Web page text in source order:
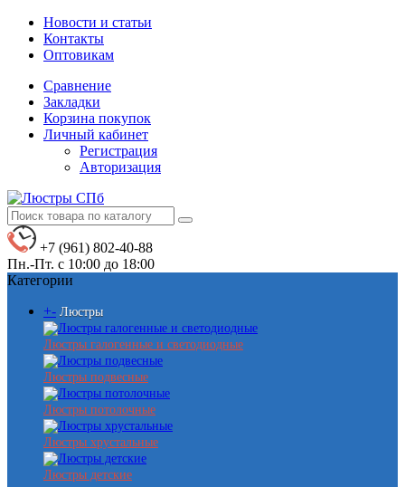
Новости и статьи
Контакты
Оптовикам
Сравнение
Закладки
Корзина покупок
Личный кабинет
Регистрация
Авторизация
+7 (961) 802-40-88
Пн.-Пт. с 10:00 до 18:00
Категории
+- Люстры
Люстры галогенные и светодиодные
Люстры подвесные
Люстры потолочные
Люстры хрустальные
Люстры детские